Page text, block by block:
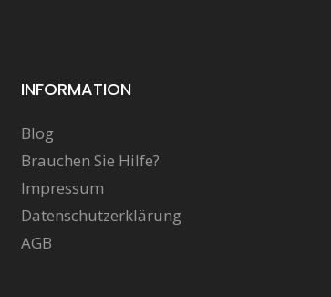
INFORMATION
Blog
Brauchen Sie Hilfe?
Impressum
Datenschutzerklärung
AGB